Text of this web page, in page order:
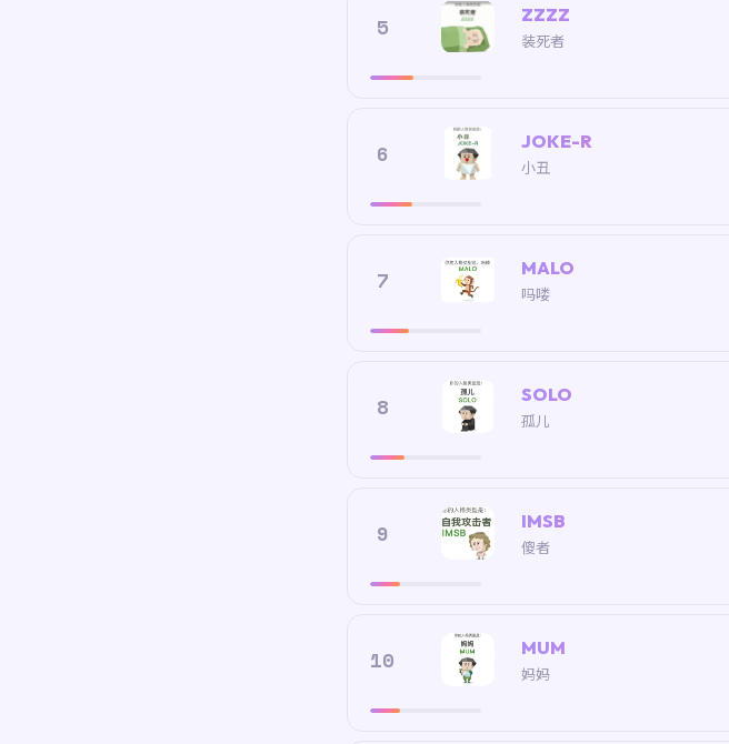
5 ZZZZ
装死者
6 JOKE-R
小丑
7 MALO
吗喽
8 SOLO
孤儿
9 IMSB
傻者
10 MUM
妈妈